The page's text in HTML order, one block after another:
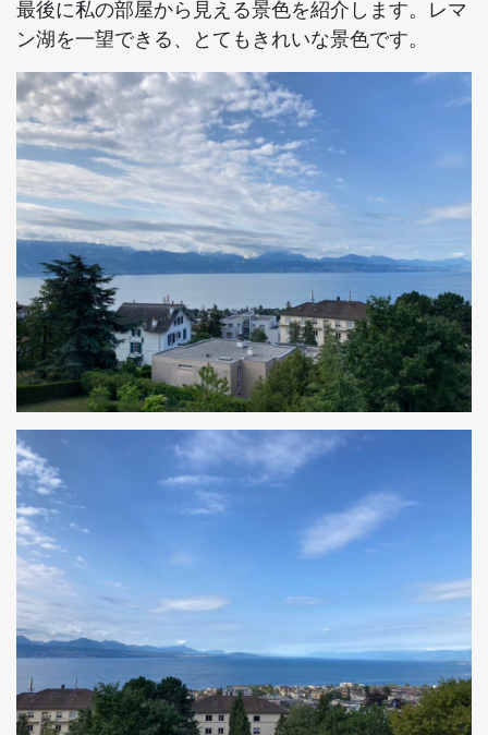
最後に私の部屋から見える景色を紹介します。レマ
ン湖を一望できる、とてもきれいな景色です。